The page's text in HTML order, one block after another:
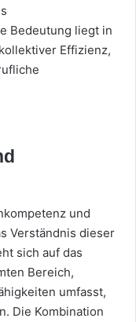
Bedeutung liegt in
Effizienz,
und
Verständnis dieser
sich auf das
Bereich,
umfasst,
Die Kombination